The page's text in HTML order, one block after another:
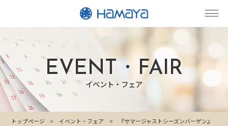
EVENT・FAIR
イベント・フェア
トップページ イベント・フェア 『サマージャストシーズンバーゲン』